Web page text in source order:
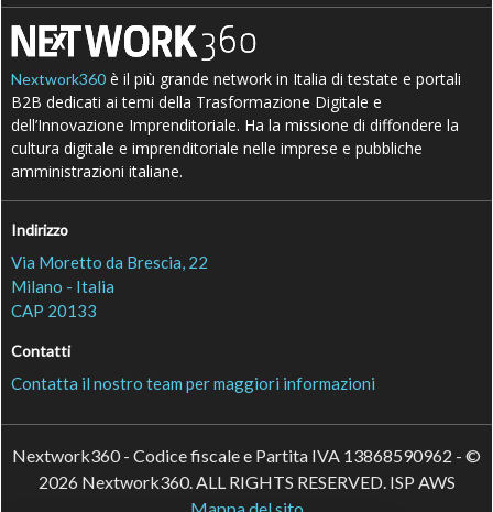
Nextwork360 è il più grande network in Italia di testate e portali
B2B dedicati ai temi della Trasformazione Digitale e
dell’Innovazione Imprenditoriale. Ha la missione di diffondere la
cultura digitale e imprenditoriale nelle imprese e pubbliche
amministrazioni italiane.
Indirizzo
Via Moretto da Brescia, 22
Milano - Italia
CAP 20133
Contatti
Contatta il nostro team per maggiori informazioni
Nextwork360 - Codice fiscale e Partita IVA 13868590962 - ©
2026 Nextwork360. ALL RIGHTS RESERVED. ISP AWS